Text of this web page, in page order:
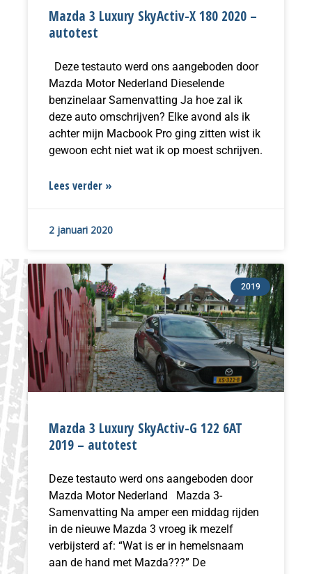
Mazda 3 Luxury SkyActiv-X 180 2020 –
autotest
Deze testauto werd ons aangeboden door
Mazda Motor Nederland Dieselende
benzinelaar Samenvatting Ja hoe zal ik
deze auto omschrijven? Elke avond als ik
achter mijn Macbook Pro ging zitten wist ik
gewoon echt niet wat ik op moest schrijven.
Lees verder »
2 januari 2020
2019
Mazda 3 Luxury SkyActiv-G 122 6AT
2019 – autotest
Deze testauto werd ons aangeboden door
Mazda Motor Nederland Mazda 3-
Samenvatting Na amper een middag rijden
in de nieuwe Mazda 3 vroeg ik mezelf
verbijsterd af: “Wat is er in hemelsnaam
aan de hand met Mazda???” De